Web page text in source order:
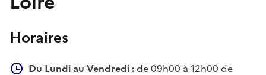
Horaires
Du Lundi au Vendredi :de 09h00 à 12h00 de